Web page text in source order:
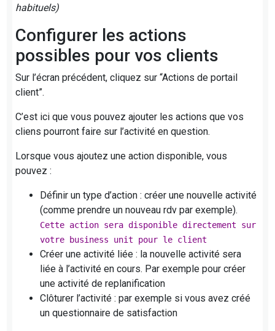
habituels)
Configurer les actions
possibles pour vos clients
Sur l’écran précédent, cliquez sur “Actions de portail
client”.
C’est ici que vous pouvez ajouter les actions que vos
cliens pourront faire sur l’activité en question.
Lorsque vous ajoutez une action disponible, vous
pouvez :
Définir un type d’action : créer une nouvelle activité
(comme prendre un nouveau rdv par exemple).
Cette action sera disponible directement sur
votre business unit pour le client
Créer une activité liée : la nouvelle activité sera
liée à l’activité en cours. Par exemple pour créer
une activité de replanification
Clôturer l’activité : par exemple si vous avez créé
un questionnaire de satisfaction